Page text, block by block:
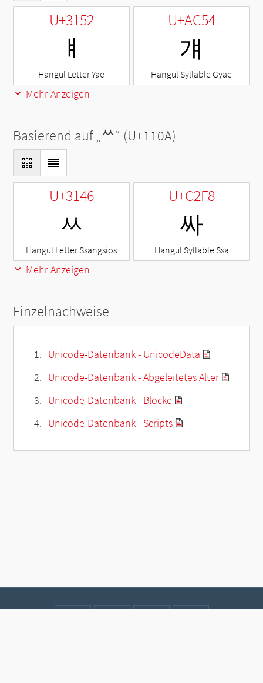
U+3152
ㅒ
Hangul Letter Yae
U+AC54
걔
Hangul Syllable Gyae
Mehr Anzeigen
Basierend auf „ᄊ“ (U+110A)
U+3146
ㅆ
Hangul Letter Ssangsios
U+C2F8
싸
Hangul Syllable Ssa
Mehr Anzeigen
Einzelnachweise
Unicode-Datenbank - UnicodeData
Unicode-Datenbank - Abgeleitetes Alter
Unicode-Datenbank - Blöcke
Unicode-Datenbank - Scripts